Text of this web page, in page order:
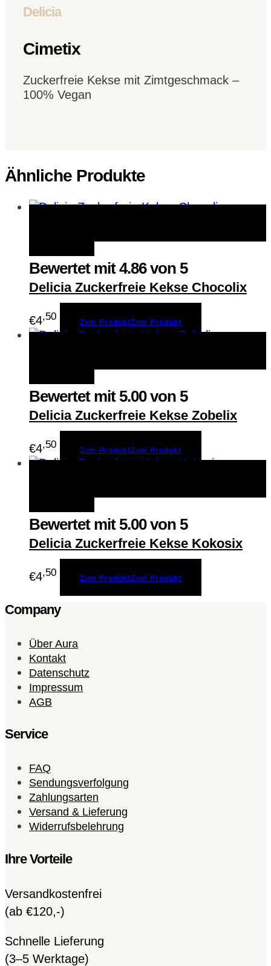
Delicia
Cimetix
Zuckerfreie Kekse mit Zimtgeschmack –
100% Vegan
Ähnliche Produkte
Bewertet mit4.86von 5
Delicia Zuckerfreie Kekse Chocolix
€4,50 Zum ProduktZum Produkt
Bewertet mit 5.00von 5
Delicia Zuckerfreie Kekse Zobelix
€4,50 Zum ProduktZum Produkt
Bewertet mit 5.00von 5
Delicia Zuckerfreie Kekse Kokosix
€4,50 Zum ProduktZum Produkt
Company
Über Aura
Kontakt
Datenschutz
Impressum
AGB
Service
FAQ
Sendungsverfolgung
Zahlungsarten
Versand & Lieferung
Widerrufsbelehrung
Ihre Vorteile
Versandkostenfrei
(ab €120,-)
Schnelle Lieferung
(3–5 Werktage)